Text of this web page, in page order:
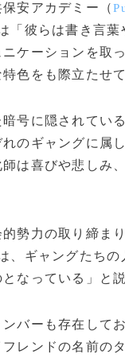
安アカデミー（
「彼らは書き言
ケーションを取
色をも際立たせ
号に隠されてい
のギャングに属
は喜びや悲しみ
勢力の取り締ま
、ギャングたち
なっている」と説
バーも存在して
レンドの名前の